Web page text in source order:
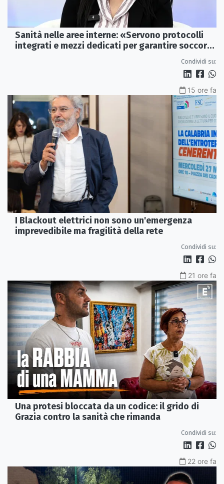
Sanità nelle aree interne: «Servono protocolli
integrati e mezzi dedicati per garantire soccorsi
Condividi su:
15 ore fa
I Blackout elettrici non sono un'emergenza
imprevedibile ma fragilità della rete
Condividi su:
21 ore fa
Una protesi bloccata da un codice: il grido di
Grazia contro la sanità che rimanda
Condividi su:
22 ore fa